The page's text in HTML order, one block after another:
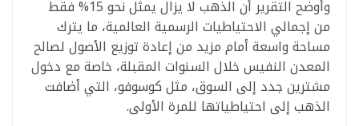
وأوضح التقرير أن الذهب لا يزال يمثل نحو 15% فقط
من إجمالي الاحتياطيات الرسمية العالمية، ما يترك
مساحة واسعة أمام مزيد من إعادة توزيع الأصول لصالح
المعدن النفيس خلال السنوات المقبلة، خاصة مع دخول
مشترين جدد إلى السوق، مثل كوسوفو، التي أضافت
الذهب إلى احتياطياتها للمرة الأولى.